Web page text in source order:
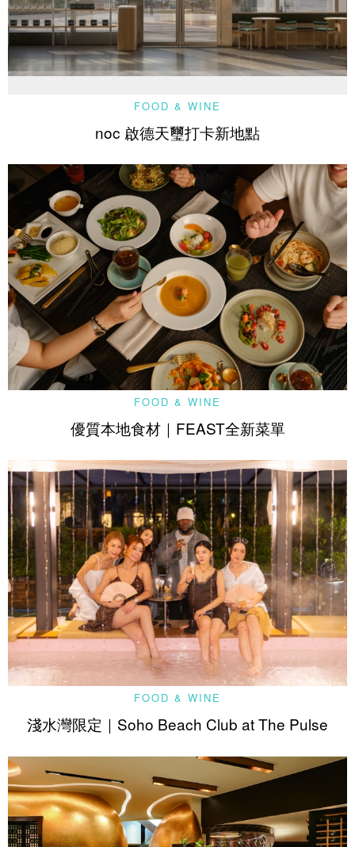
FOOD & WINE
noc 啟德天璽打卡新地點
FOOD & WINE
優質本地食材｜FEAST全新菜單
FOOD & WINE
淺水灣限定｜Soho Beach Club at The Pulse